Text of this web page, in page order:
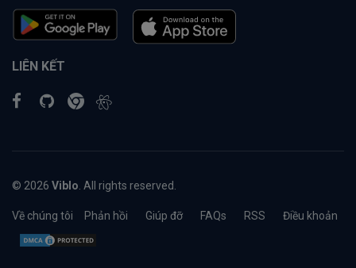
LIÊN KẾT
© 2026 Viblo . All rights reserved.
Về chúng tôi Phản hồi Giúp đỡ FAQs RSS Điều khoản